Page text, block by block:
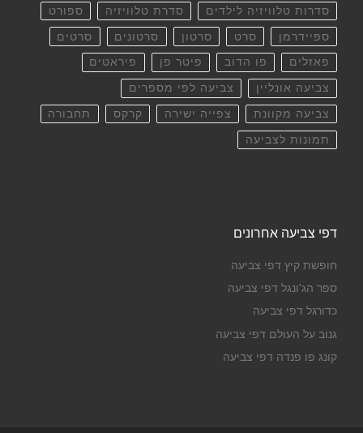
סדרות טלוויזיה לילדים סדרת טלוויזיה ספורט
ספיידרמן סרט סרטון סרטונים סרטים
פאזלים פו הדוב פיטר פן פיראטים
צביעה אונליין צביעה לפי מספרים
צביעה מקוונת צפייה ישירה קרקס תחבורה
תמונות לצביעה
דפי צביעה אחרונים
חופשת קיץ דפי צביעה
ספר הג'ונגל דפי צביעה
כדורגל דפי צביעה
גנוב על העולם דפי צביעה
קונג פו פנדה דפי צביעה